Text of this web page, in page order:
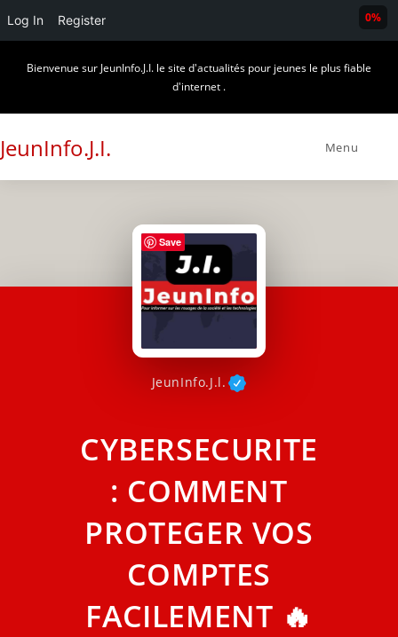
Log In Register
Bienvenue sur JeunInfo.J.I. le site d'actualités pour jeunes le plus fiable
d'internet .
JeunInfo.J.I. Menu
JeunInfo.J.l.
CYBERSECURITE
: COMMENT
PROTEGER VOS
COMPTES
FACILEMENT 🔥
0%
Save